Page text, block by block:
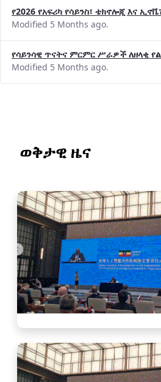
የ2026 የአፍሪካ የሳይንስ፣ ቴክኖሎጂ እና
Modified 5 Months ago.
የሳይንሳዊ ጥናትና ምርምር ሥራዎች
Modified 5 Months ago.
ወቅታዊ ዜና